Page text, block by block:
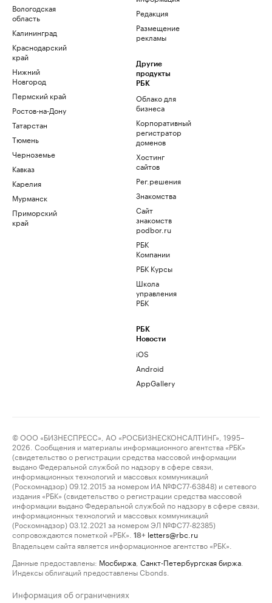
Вологодская
область
Калининград
Краснодарский
край
Нижний
Новгород
Пермский край
Ростов-на-Дону
Татарстан
Тюмень
Черноземье
Кавказ
Карелия
Мурманск
Приморский
край
Редакция
Размещение
рекламы
Другие
продукты
РБК
Облако для
бизнеса
Корпоративный
регистратор
доменов
Хостинг
сайтов
Рег.решения
Знакомства
Сайт
знакомств
podbor.ru
РБК
Компании
РБК Курсы
Школа
управления
РБК
РБК
Новости
iOS
Android
AppGallery
© ООО «БИЗНЕСПРЕСС», АО «РОСБИЗНЕСКОНСАЛТИНГ», 1995–
2026. Сообщения и материалы информационного агентства «РБК»
(свидетельство о регистрации средства массовой информации
выдано Федеральной службой по надзору в сфере связи,
информационных технологий и массовых коммуникаций
(Роскомнадзор) 09.12.2015 за номером ИА №ФС77-63848) и сетевого
издания «РБК» (свидетельство о регистрации средства массовой
информации выдано Федеральной службой по надзору в сфере связи,
информационных технологий и массовых коммуникаций
(Роскомнадзор) 03.12.2021 за номером ЭЛ №ФС77-82385)
сопровождаются пометкой «РБК».
18+ letters@rbc.ru
Владельцем сайта является информационное агентство «РБК».
Данные предоставлены: Мосбиржа Санкт-Петербургская биржа
Индексы облигаций предоставлены Cbonds.
Информация об ограничениях